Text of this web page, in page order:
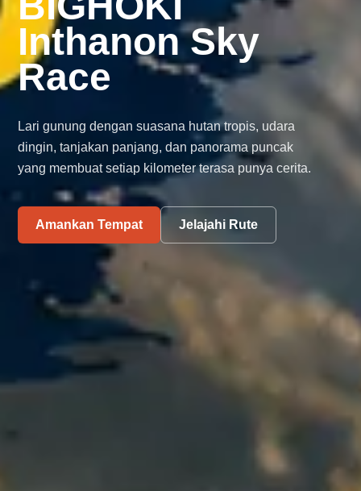
Inthanon Sky
Race
Lari gunung dengan suasana hutan tropis, udara
dingin, tanjakan panjang, dan panorama puncak
yang membuat setiap kilometer terasa punya cerita.
Amankan Tempat Jelajahi Rute